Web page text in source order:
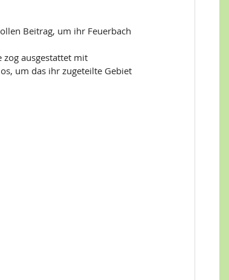
Beitrag, um ihr Feuerbach
zog ausgestattet mit
um das ihr zugeteilte Gebiet